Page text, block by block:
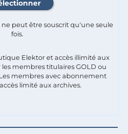
peut être souscrit qu'une seule
fois.​
Elektor et accès illimité aux
membres titulaires GOLD ou
membres avec abonnement
limité aux archives.